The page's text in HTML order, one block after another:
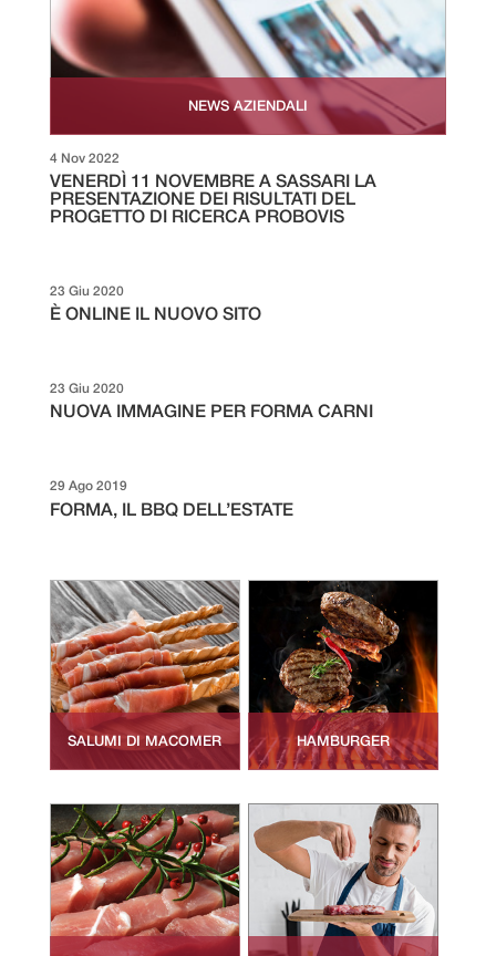
NEWS AZIENDALI
VENERDÌ 11 NOVEMBRE A SASSARI LA
PRESENTAZIONE DEI RISULTATI DEL
PROGETTO DI RICERCA PROBOVIS
4 Nov 2022
È ONLINE IL NUOVO SITO
23 Giu 2020
NUOVA IMMAGINE PER FORMA CARNI
23 Giu 2020
FORMA, IL BBQ DELL’ESTATE
29 Ago 2019
SALUMI DI MACOMER HAMBURGER